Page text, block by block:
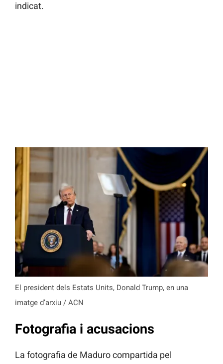
indicat.
El president dels Estats Units, Donald Trump, en una
imatge d’arxiu / ACN
Fotografia i acusacions
La fotografia de Maduro compartida pel